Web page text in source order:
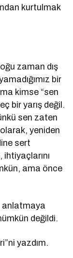
kurtulmak
zaman dış
bir
kimse “sen
bir yarış değil.
sen zaten
yeniden
sert
ihtiyaçlarını
ama önce
anlatmaya
değildi.
yazdım.